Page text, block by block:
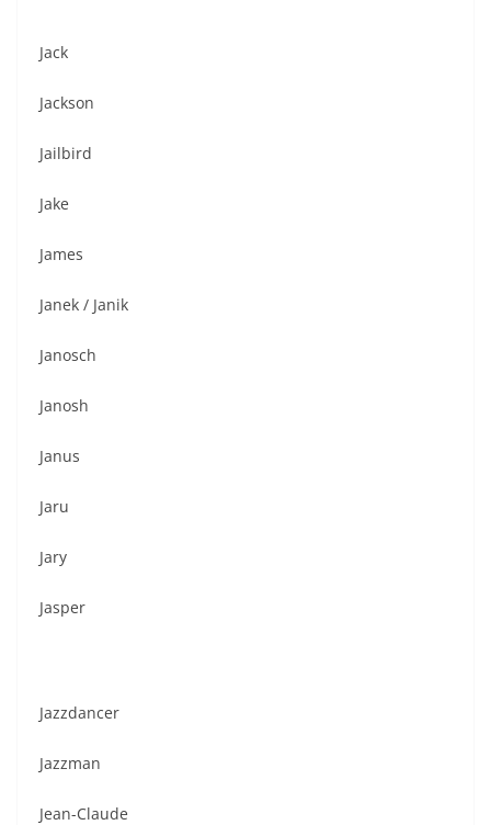
Jack
Jackson
Jailbird
Jake
James
Janek / Janik
Janosch
Janosh
Janus
Jaru
Jary
Jasper
Jazzdancer
Jazzman
Jean-Claude